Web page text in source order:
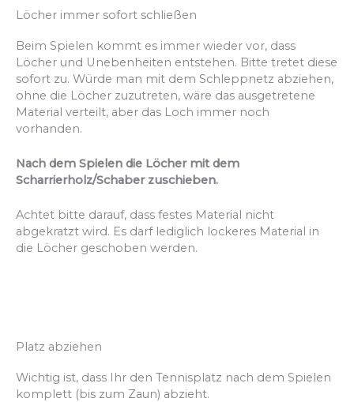
Löcher immer sofort schließen
Beim Spielen kommt es immer wieder vor, dass
Löcher und Unebenheiten entstehen. Bitte tretet diese
sofort zu. Würde man mit dem Schleppnetz abziehen,
ohne die Löcher zuzutreten, wäre das ausgetretene
Material verteilt, aber das Loch immer noch
vorhanden.
Nach dem Spielen die Löcher mit dem
Scharrierholz/Schaber zuschieben.
Achtet bitte darauf, dass festes Material nicht
abgekratzt wird. Es darf lediglich lockeres Material in
die Löcher geschoben werden.
Platz abziehen
Wichtig ist, dass Ihr den Tennisplatz nach dem Spielen
komplett (bis zum Zaun) abzieht.